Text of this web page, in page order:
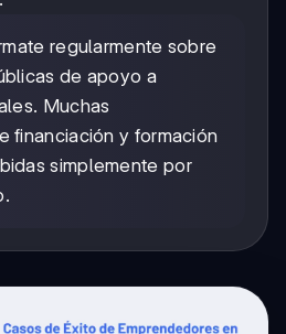
regularmente sobre
de apoyo a
Muchas
financiación y formación
simplemente por